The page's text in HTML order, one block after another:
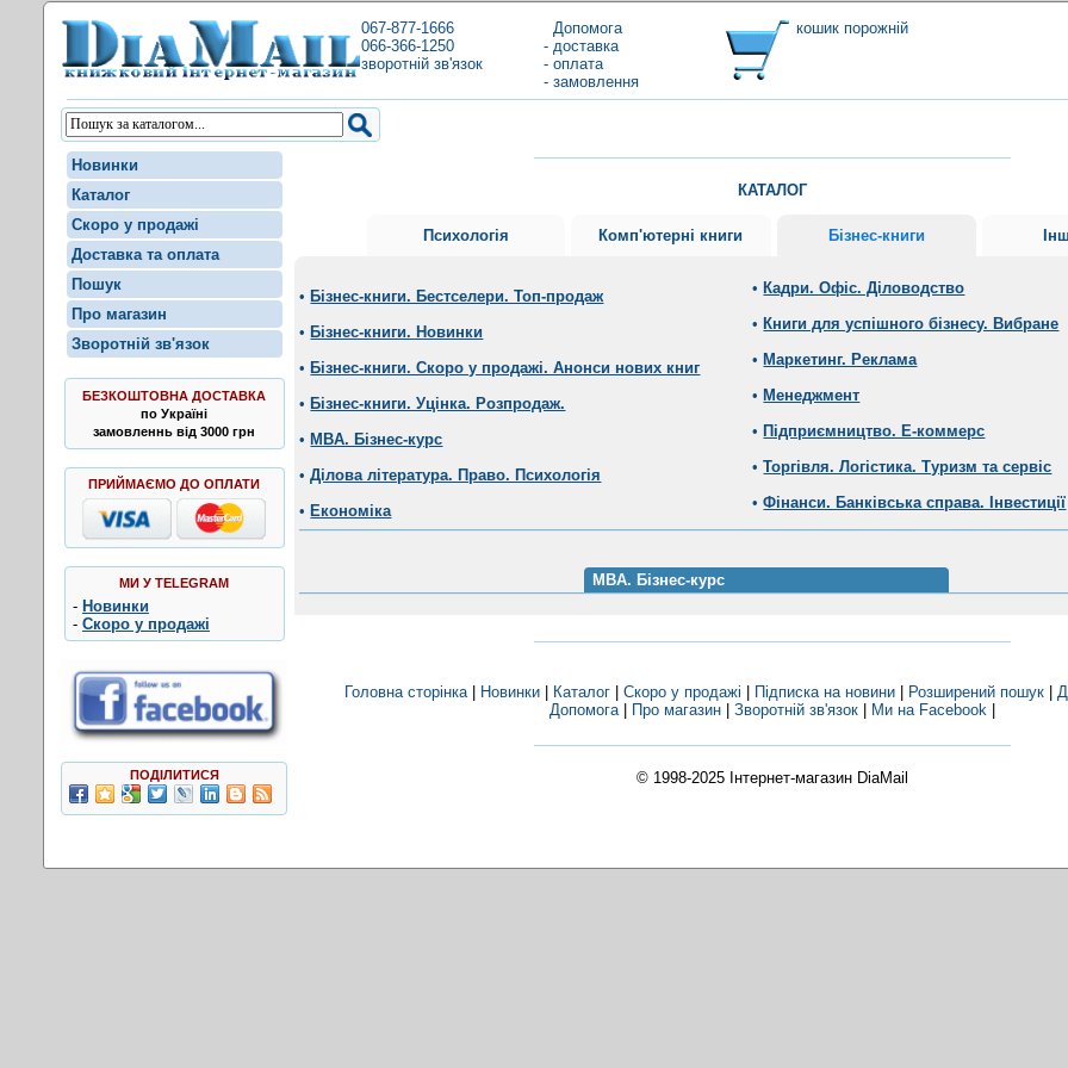
067-877-1666
066-366-1250
зворотній зв'язок
Допомога
- доставка
- оплата
- замовлення
кошик порожній
Новинки
Каталог
Скоро у продажі
Доставка та оплата
Пошук
Про магазин
Зворотній зв'язок
БЕЗКОШТОВНА ДОСТАВКА
по Україні
замовленнь від 3000 грн
ПРИЙМАЄМО ДО ОПЛАТИ
МИ У TELEGRAM
- Новинки
- Скоро у продажі
ПОДІЛИТИСЯ
КАТАЛОГ
Психологія Комп'ютерні книги Бізнес-книги
• Бізнес-книги. Бестселери. Топ-продаж
• Бізнес-книги. Новинки
• Бізнес-книги. Скоро у продажі. Анонси нових книг
• Бізнес-книги. Уцінка. Розпродаж.
• MBA. Бізнес-курс
• Ділова література. Право. Психологія
• Економіка
• Кадри. Офіс. Діловодство
• Книги для успішного бізнесу. Вибране
• Маркетинг. Реклама
• Менеджмент
• Підприємництво. Е-коммерс
• Торгівля. Логістика. Туризм та сервіс
• Фінанси. Банківська справа. Інвестиції
MBA. Бізнес-курс
Головна сторінка| Новинки Каталог |Скоро у продажі Підписка на новини Розширений пошук |
Допомога| Про магазин Зворотній зв'язок| Ми на Facebook|
© 1998-2025 Інтернет-магазин DiaMail